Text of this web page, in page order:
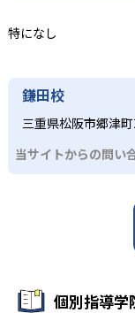
個別指導学院
る。ケアスタッフ
い授業への要望や
自由なので、学
充実し
個別指導学院
タッフがいる。授
情報の収集や保護
推薦入試や一般
いことが多い場
る。進路相談な
ほしい場合は、不
を講師から聞きた
また、個別指導
他、多数合格
※2023年の実績
特になし
鎌田校
三重県松阪市郷津
当サイトからの問い
個別指導学